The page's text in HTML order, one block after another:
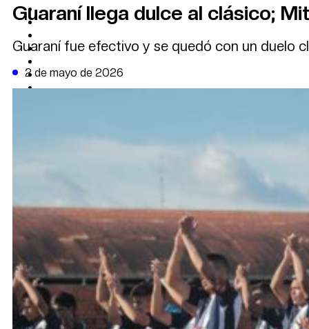
AGRO
DEPORTES
POLÍTICA
DATA FIRME
DE LA TRIBUNA TV
Guaraní llega dulce al clásico;
Guaraní fue efectivo y se quedó con un duelo
2 de mayo de 2026